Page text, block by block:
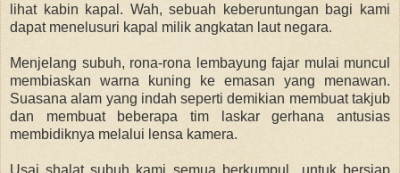
lihat kabin kapal. Wah, sebuah keberuntungan bagi kami
dapat menelusuri kapal milik angkatan laut negara.
Menjelang subuh, rona-rona lembayung fajar mulai muncul
membiaskan warna kuning ke emasan yang menawan.
Suasana alam yang indah seperti demikian membuat takjub
dan membuat beberapa tim laskar gerhana antusias
membidiknya melalui lensa kamera.
Usai shalat subuh kami semua berkumpul untuk bersiap